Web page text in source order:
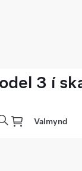
3 í
Valmynd